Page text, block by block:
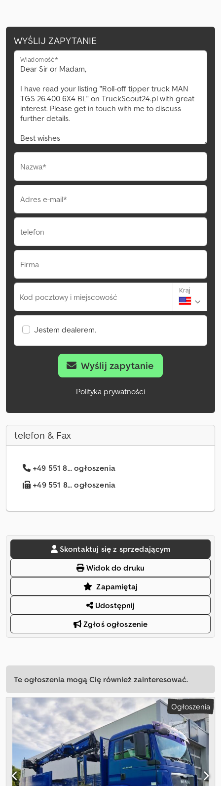
WYŚLIJ ZAPYTANIE
Wiadomość*
Nazwa*
Adres e-mail*
telefon
Firma
Kod pocztowy i miejscowość
Kraj
Jestem dealerem.
Wyślij zapytanie
Polityka prywatności
telefon & Fax
+49 551 8... ogłoszenia
+49 551 8... ogłoszenia
Skontaktuj się z sprzedającym
Widok do druku
Zapamiętaj
Udostępnij
Zgłoś ogłoszenie
Te ogłoszenia mogą Cię również zainteresować.
Ogłoszenia